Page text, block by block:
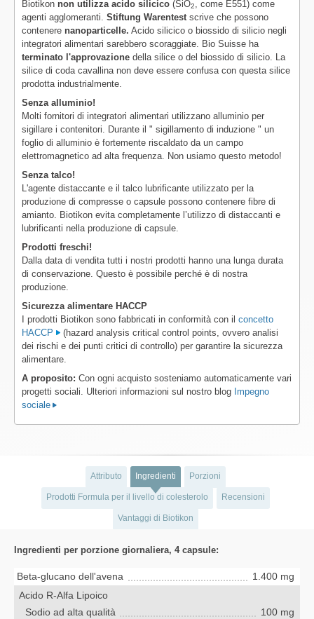
Biotikon non utilizza acido silicico (SiO2
, come E551) come
agenti agglomeranti. Stiftung Warentest scrive che possono
contenere nanoparticelle. Acido silicico o biossido di silicio negli
integratori alimentari sarebbero scoraggiate. Bio Suisse ha
terminato l'approvazione della silice o del biossido di silicio. La
silice di coda cavallina non deve essere confusa con questa silice
prodotta industrialmente.
Senza alluminio!
Molti fornitori di integratori alimentari utilizzano alluminio per
sigillare i contenitori. Durante il " sigillamento di induzione " un
foglio di alluminio è fortemente riscaldato da un campo
elettromagnetico ad alta frequenza. Non usiamo questo metodo!
Senza talco!
L'agente distaccante e il talco lubrificante utilizzato per la
produzione di compresse o capsule possono contenere fibre di
amianto. Biotikon evita completamente l’utilizzo di distaccanti e
lubrificanti nella produzione di capsule.
Prodotti freschi!
Dalla data di vendita tutti i nostri prodotti hanno una lunga durata
di conservazione. Questo è possibile perché è di nostra
produzione.
Sicurezza alimentare HACCP
I prodotti Biotikon sono fabbricati in conformità con il concetto
HACCP
(hazard analysis critical control points, ovvero analisi
dei rischi e dei punti critici di controllo) per garantire la sicurezza
alimentare.
A proposito: Con ogni acquisto sosteniamo automaticamente vari
progetti sociali. Ulteriori informazioni sul nostro blog Impegno
sociale
Attributo Ingredienti Porzioni
Prodotti Formula per il livello di colesterolo Recensioni
Vantaggi di Biotikon
Ingredienti per porzione giornaliera, 4 capsule:
Beta-glucano dell'avena
1.400 mg
Acido R-Alfa Lipoico
Sodio ad alta qualità
100 mg